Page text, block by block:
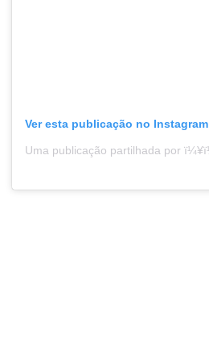
Ver esta publicação no Instagram